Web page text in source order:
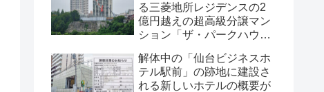
る三菱地所レジデンスの2
億円越えの超高級分譲マン
ション「ザ・パークハウス
上がってきました・2026 年
8月
解体中の「仙台ビジネスホ
テル駅前」の跡地に建設さ
れる新しいホテルの概要が